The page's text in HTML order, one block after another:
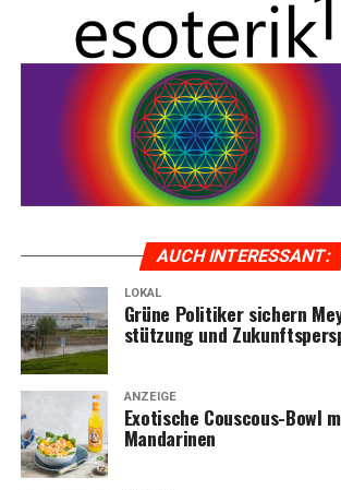
KOGA — Fach­händ­ler im Emsland
AUCH INTER­ES­SANT:
LOKAL
Grü­ne Poli­ti­ker sichern
stüt­zung und
ANZEIGE
Exo­ti­sche Cous­cous-Bowl
Mandarinen